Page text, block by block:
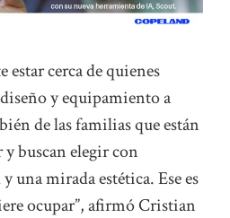
cerca de quienes
y equipamiento a
de las familias que están
buscan elegir con
una mirada estética. Ese es
ocupar”, afirmó Cristian